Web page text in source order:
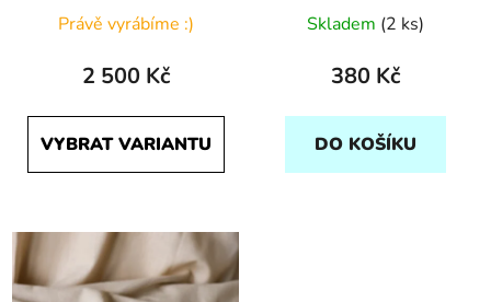
Právě vyrábíme :)
2 500 Kč
VYBRAT VARIANTU
Skladem (2 ks)
380 Kč
DO KOŠÍKU